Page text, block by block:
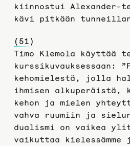
kiinnostui Alexander-
kävi pitkään
(51)
Timo Klemola käyttää
kurssikuvauksessaan:
kehomielestä, jolla
ihmisen alkuperäistä,
kehon ja mielen
vahva ruumiin ja
dualismi on vaikea
vaikuttaa